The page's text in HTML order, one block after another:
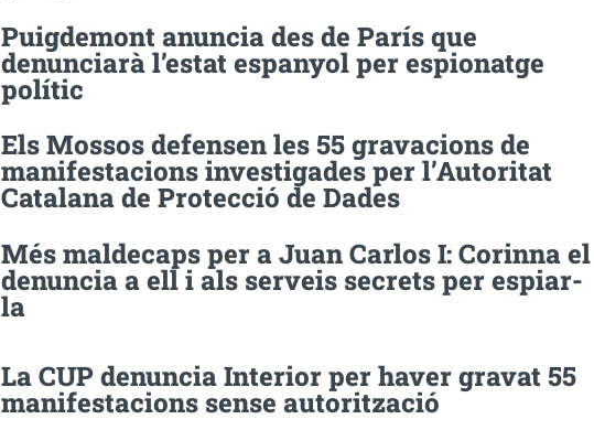
Puigdemont anuncia des de París que
denunciarà l’estat espanyol per espionatge
polític
Els Mossos defensen les 55 gravacions de
manifestacions investigades per l’Autoritat
Catalana de Protecció de Dades
Més maldecaps per a Juan Carlos I: Corinna el
denuncia a ell i als serveis secrets per espiar-
la
La CUP denuncia Interior per haver gravat 55
manifestacions sense autorització